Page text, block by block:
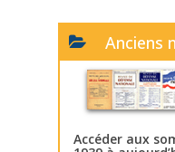
Anciens
Accéder aux